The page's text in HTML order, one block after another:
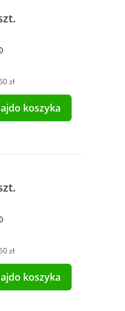
zł
do koszyka
zł
do koszyka